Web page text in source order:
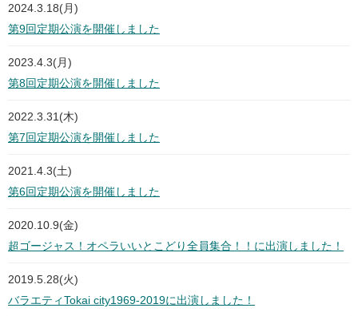
2024.3.18(月)
第9回定期公演を開催しました
2023.4.3(月)
第8回定期公演を開催しました
2022.3.31(木)
第7回定期公演を開催しました
2021.4.3(土)
第6回定期公演を開催しました
2020.10.9(金)
超ゴージャス！オペラいいとこどり全員集合！！に出演しました！
2019.5.28(火)
バラエティTokai city1969-2019に出演しました！